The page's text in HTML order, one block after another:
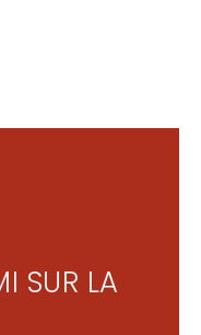
SUR LA